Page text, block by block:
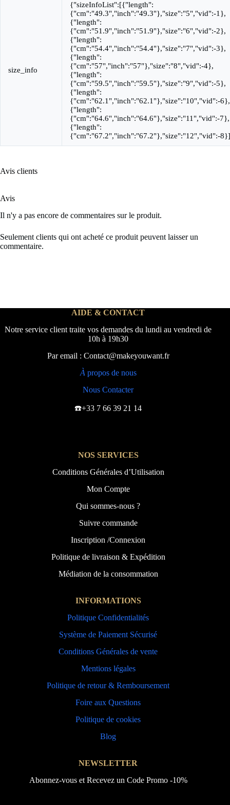
size_info
{"sizeInfoList":[{"length":
{"cm":"49.3","inch":"49.3"},"size":"5","vid":-1},
{"length":
{"cm":"51.9","inch":"51.9"},"size":"6","vid":-2},
{"length":
{"cm":"54.4","inch":"54.4"},"size":"7","vid":-3},
{"length":
{"cm":"57","inch":"57"},"size":"8","vid":-4},
{"length":
{"cm":"59.5","inch":"59.5"},"size":"9","vid":-5},
{"length":
{"cm":"62.1","inch":"62.1"},"size":"10","vid":-6},
{"length":
{"cm":"64.6","inch":"64.6"},"size":"11","vid":-7},
{"length":
{"cm":"67.2","inch":"67.2"},"size":"12","vid":-
Avis clients
Avis
Il n'y a pas encore de commentaires sur le produit.
Seulement clients qui ont acheté ce produit peuvent laisser un
commentaire.
AIDE & CONTACT
Notre service client traite vos demandes du lundi au vendredi de
10h à 19h30
Par email : Contact@makeyouwant.fr
À propos de nous
Nous Contacter
☎️+33 7 66 39 21 14
NOS SERVICES
Conditions Générales d’Utilisation
Mon Compte
Qui sommes-nous ?
Suivre commande
Inscription /Connexion
Politique de livraison & Expédition
Médiation de la consommation
INFORMATIONS
Politique Confidentialités
Système de Paiement Sécurisé
Conditions Générales de vente
Mentions légales
Politique de retour & Remboursement
Foire aux Questions
Politique de cookies
Blog
NEWSLETTER
Abonnez-vous et Recevez un Code Promo -10%